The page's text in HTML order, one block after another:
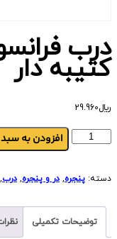
درب
کتیبه دار
﷼29.960
افزودن به
دسته: پنجره, در و پنجره, درب,
توضیحات تکمیلی